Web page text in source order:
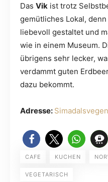
Das Vik ist trotz
gemütliches Lokal,
liebevoll gestaltet und
wie in einem Museum.
übrigens sehr lecker,
verdammt guten
dazu bekommt.
Adresse:
CAFE KUCHEN
VEGETARISCH